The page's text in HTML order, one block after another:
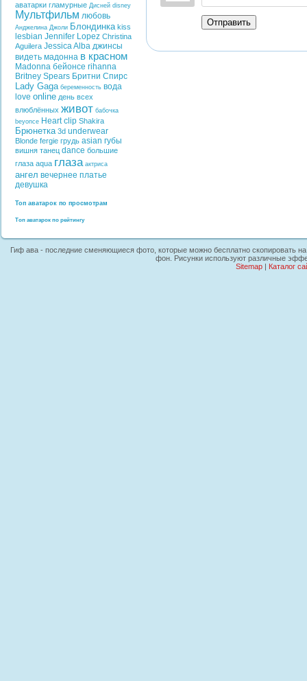
аватарки гламурные Дисней disney
Мультфильм любовь
Анджелина Джоли Блондинка kiss
lesbian Jennifer Lopez Christina
Aguilera Jessica Alba джинсы
видеть мадонна в красном
Madonna бейонсе rihanna
Britney Spears Бритни Спирс
Lady Gaga беременность вода
love online день всех
влюблённых живот бабочка
beyonce Heart clip Shakira
Брюнетка 3d underwear
Blonde fergie грудь asian губы
вишня танец dance большие
глаза aqua глаза актриса
ангел вечернее платье
девушка
Топ аватарок по просмотрам
Топ аватарок по рейтингу
Отправить
Гиф ава - последние сменяющиеся фото, которые можно бесплатно скопировать
фон. Рисунки используют различные
Sitemap| Каталог